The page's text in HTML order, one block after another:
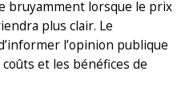
bruyamment lorsque le prix
plus clair. Le
l’opinion publique
et les bénéfices de